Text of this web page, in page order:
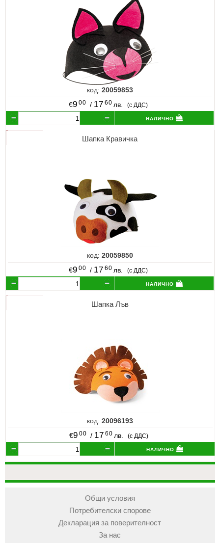
код: 20059853
€9 00 / 17 60 лв. (с ДДС)
налично
Шапка Кравичка
код: 20059850
€9 00 / 17 60 лв. (с ДДС)
налично
Шапка Лъв
код:20096193
€9 00 / 17 60 лв. (с ДДС)
налично
Общи условия
Потребителски спорове
Декларация за поверителност
За нас